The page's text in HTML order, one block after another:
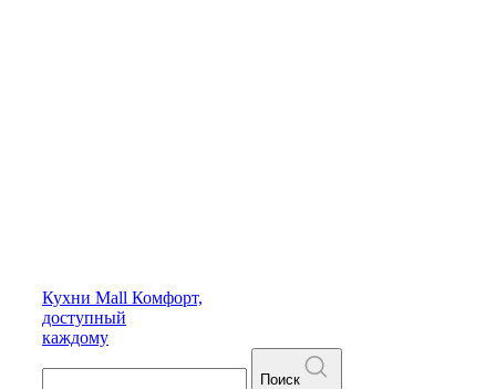
Кухни Mall Комфорт,
доступный
каждому
Поиск